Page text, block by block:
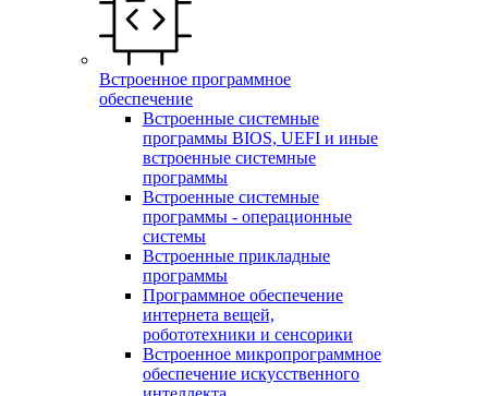
Встроенное программное
обеспечение
Встроенные системные
программы BIOS, UEFI и иные
встроенные системные
программы
Встроенные системные
программы - операционные
системы
Встроенные прикладные
программы
Программное обеспечение
интернета вещей,
робототехники и сенсорики
Встроенное микропрограммное
обеспечение искусственного